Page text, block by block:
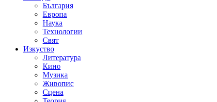
България
Европа
Наука
Технологии
Свят
Изкуство
Литература
Кино
Музика
Живопис
Сцена